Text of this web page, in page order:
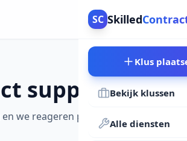
SC Skilled
Klus
Bekijk klussen
Alle diensten
support
we reageren per e-mail.